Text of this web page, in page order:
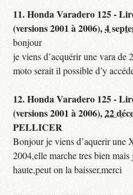
11.Honda Varadero 125 -
(versions 2001 à 2006),4
bonjour
je viens d’acquérir une vara de
moto serait il possible d’y
12.Honda Varadero 125 -
(versions 2001 à 2006),22
PELLICER
Bonjour je viens d’aquerir une
2004,elle marche tres bien
haute,peut on la baisser,merci